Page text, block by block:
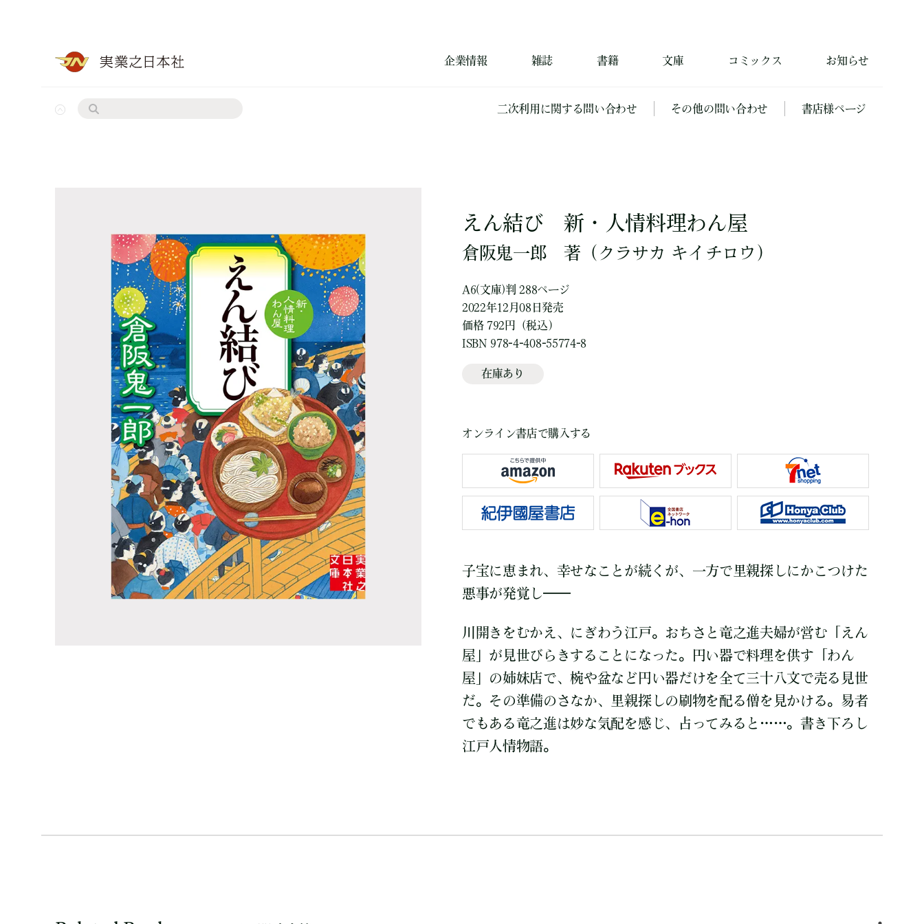
企業情報 雑誌 書籍 文庫 コミックス お知らせ
二次利用に関する問い合わせ その他の問い合わせ 書店様ページ
えん結び 新・人情料理わん屋
倉阪鬼一郎 著 （クラサカ キイチロウ）
A6(文庫)判 288ページ
2022年12月08日発売
価格 792円（税込）
ISBN 978-4-408-55774-8
在庫あり
オンライン書店で購入する
子宝に恵まれ、幸せなことが続くが、一方で里親探しにかこつけた
悪事が発覚し——
川開きをむかえ、にぎわう江戸。おちさと竜之進夫婦が営む「えん
屋」が見世びらきすることになった。円い器で料理を供す「わん
屋」の姉妹店で、椀や盆など円い器だけを全て三十八文で売る見世
だ。その準備のさなか、里親探しの刷物を配る僧を見かける。易者
でもある竜之進は妙な気配を感じ、占ってみると……。書き下ろし
江戸人情物語。